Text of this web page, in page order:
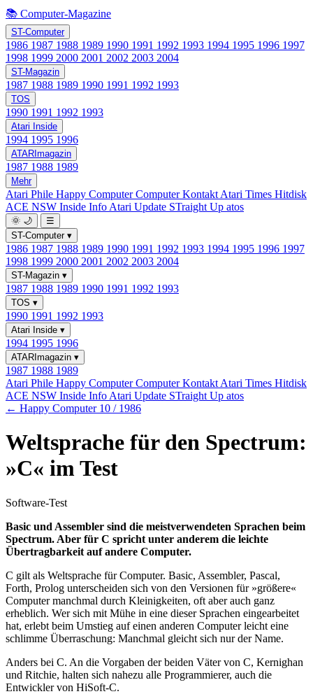
📚 Computer-Magazine
ST-Computer
1986 1987 1988 1989 1990 1991 1992 1993 1994 1995 1996 1997
1998 1999 2000 2001 2002 2003 2004
ST-Magazin
1987 1988 1989 1990 1991 1992 1993
TOS
1990 1991 1992 1993
Atari Inside
1994 1995 1996
ATARImagazin
1987 1988 1989
Mehr
Atari Phile Happy ComputerComputer Kontakt Atari Times Hitdisk
ACE NSW Inside Info Atari Update STraight Up atos
🌞 🌙
☰
ST-Computer ▾
1986 1987 1988 1989 1990 1991 1992 1993 1994 1995 1996 1997
1998 1999 2000 2001 2002 2003 2004
ST-Magazin ▾
1987 1988 1989 1990 1991 1992 1993
TOS ▾
1990 1991 1992 1993
Atari Inside ▾
1994 1995 1996
ATARImagazin ▾
1987 1988 1989
Atari Phile Happy ComputerComputer Kontakt Atari Times Hitdisk
ACE NSW Inside Info Atari Update STraight Up atos
← Happy Computer 10 / 1986
Weltsprache für den Spectrum:
»C« im Test
Software-Test
Basic und Assembler sind die meistverwendeten Sprachen beim
Spectrum. Aber für C spricht unter anderem die leichte
Übertragbarkeit auf andere Computer.
C gilt als Weltsprache für Computer. Basic, Assembler, Pascal,
Forth, Prolog unterscheiden sich von den Versionen für »größere«
Computer manchmal durch Kleinigkeiten, oft aber auch ganz
erheblich. Wer sich mit Mühe in eine dieser Sprachen eingearbeitet
hat, erlebt beim Umstieg auf einen anderen Computer leicht eine
schlimme Überraschung: Manchmal gleicht sich nur der Name.
Anders bei C. An die Vorgaben der beiden Väter von C, Kernighan
und Ritchie, halten sich nahezu alle Programmierer, auch die
Entwickler von HiSoft-C.